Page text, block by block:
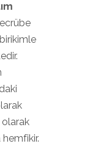
olarak
hemfikir.